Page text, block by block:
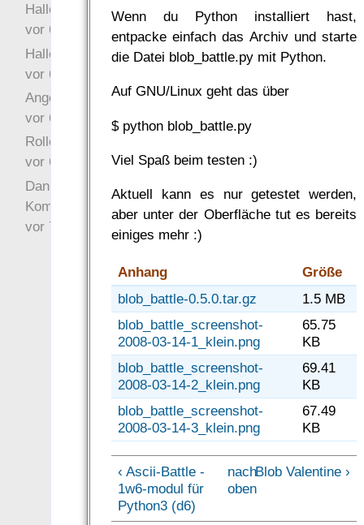
Wenn du Python installiert hast,
entpacke einfach das Archiv und starte
die Datei blob_battle.py mit Python.
Auf GNU/Linux geht das über
$ python blob_battle.py
Viel Spaß beim testen :)
Aktuell kann es nur getestet werden,
aber unter der Oberfläche tut es bereits
einiges mehr :)
Anhang
Größe
blob_battle-0.5.0.tar.gz
1.5 MB
blob_battle_screenshot-
2008-03-14-1_klein.png
65.75
KB
blob_battle_screenshot-
2008-03-14-2_klein.png
69.41
KB
blob_battle_screenshot-
2008-03-14-3_klein.png
67.49
KB
‹ Ascii-Battle -
1w6-modul für
Python3 (d6)
nach
oben
Blob Valentine ›
Hallo Ochrasylion
vor 6 Jahre 10 Wochen
Hallo Drak
vor 6 Jahre 10 Wochen
Angefragt
vor 6 Jahre 10 Wochen
Rollenspielrunde
vor 6 Jahre 10 Wochen
Danke für Deinen
Kommentar!
vor 7 Jahre 22 Wochen